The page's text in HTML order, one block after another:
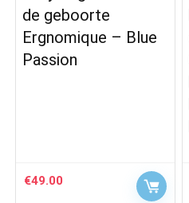
de geboorte
Ergnomique – Blue
Passion
€49.00